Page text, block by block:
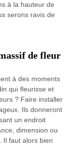
à la hauteur de
serons ravis de
de fleur
à des moments
qui fleurisse et
? Faire installer
Ils donneront
un endroit
dimension ou
Il faut alors bien